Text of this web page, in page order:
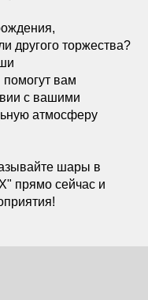
другого торжества?
вам
с вашими
атмосферу
шары в
прямо сейчас и